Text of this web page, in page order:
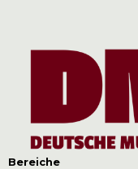
Bereiche